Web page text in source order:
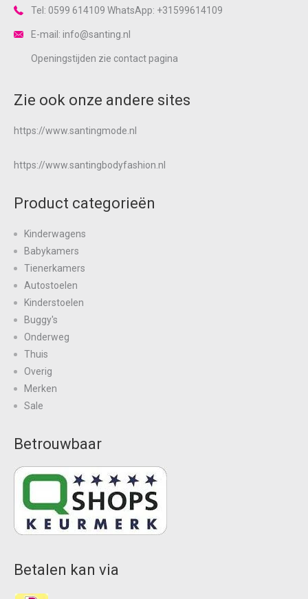
Tel: 0599 614109 WhatsApp: +31599614109
E-mail: info@santing.nl
Openingstijden zie contactpagina
Zie ook onze andere sites
https://www.santingmode.nl
https://www.santingbodyfashion.nl
Product categorieën
Kinderwagens
Babykamers
Tienerkamers
Autostoelen
Kinderstoelen
Buggy's
Onderweg
Thuis
Overig
Merken
Sale
Betrouwbaar
Betalen kan via